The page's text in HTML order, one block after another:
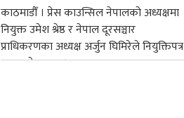
काठमाडौँ । प्रेस काउन्सिल नेपालको अध्यक्षमा
नियुक्त उमेश श्रेष्ठ र नेपाल दूरसञ्चार
प्राधिकरणका अध्यक्ष अर्जुन घिमिरेले नियुक्तिपत्र
ग्रहण गरेका छन्।...